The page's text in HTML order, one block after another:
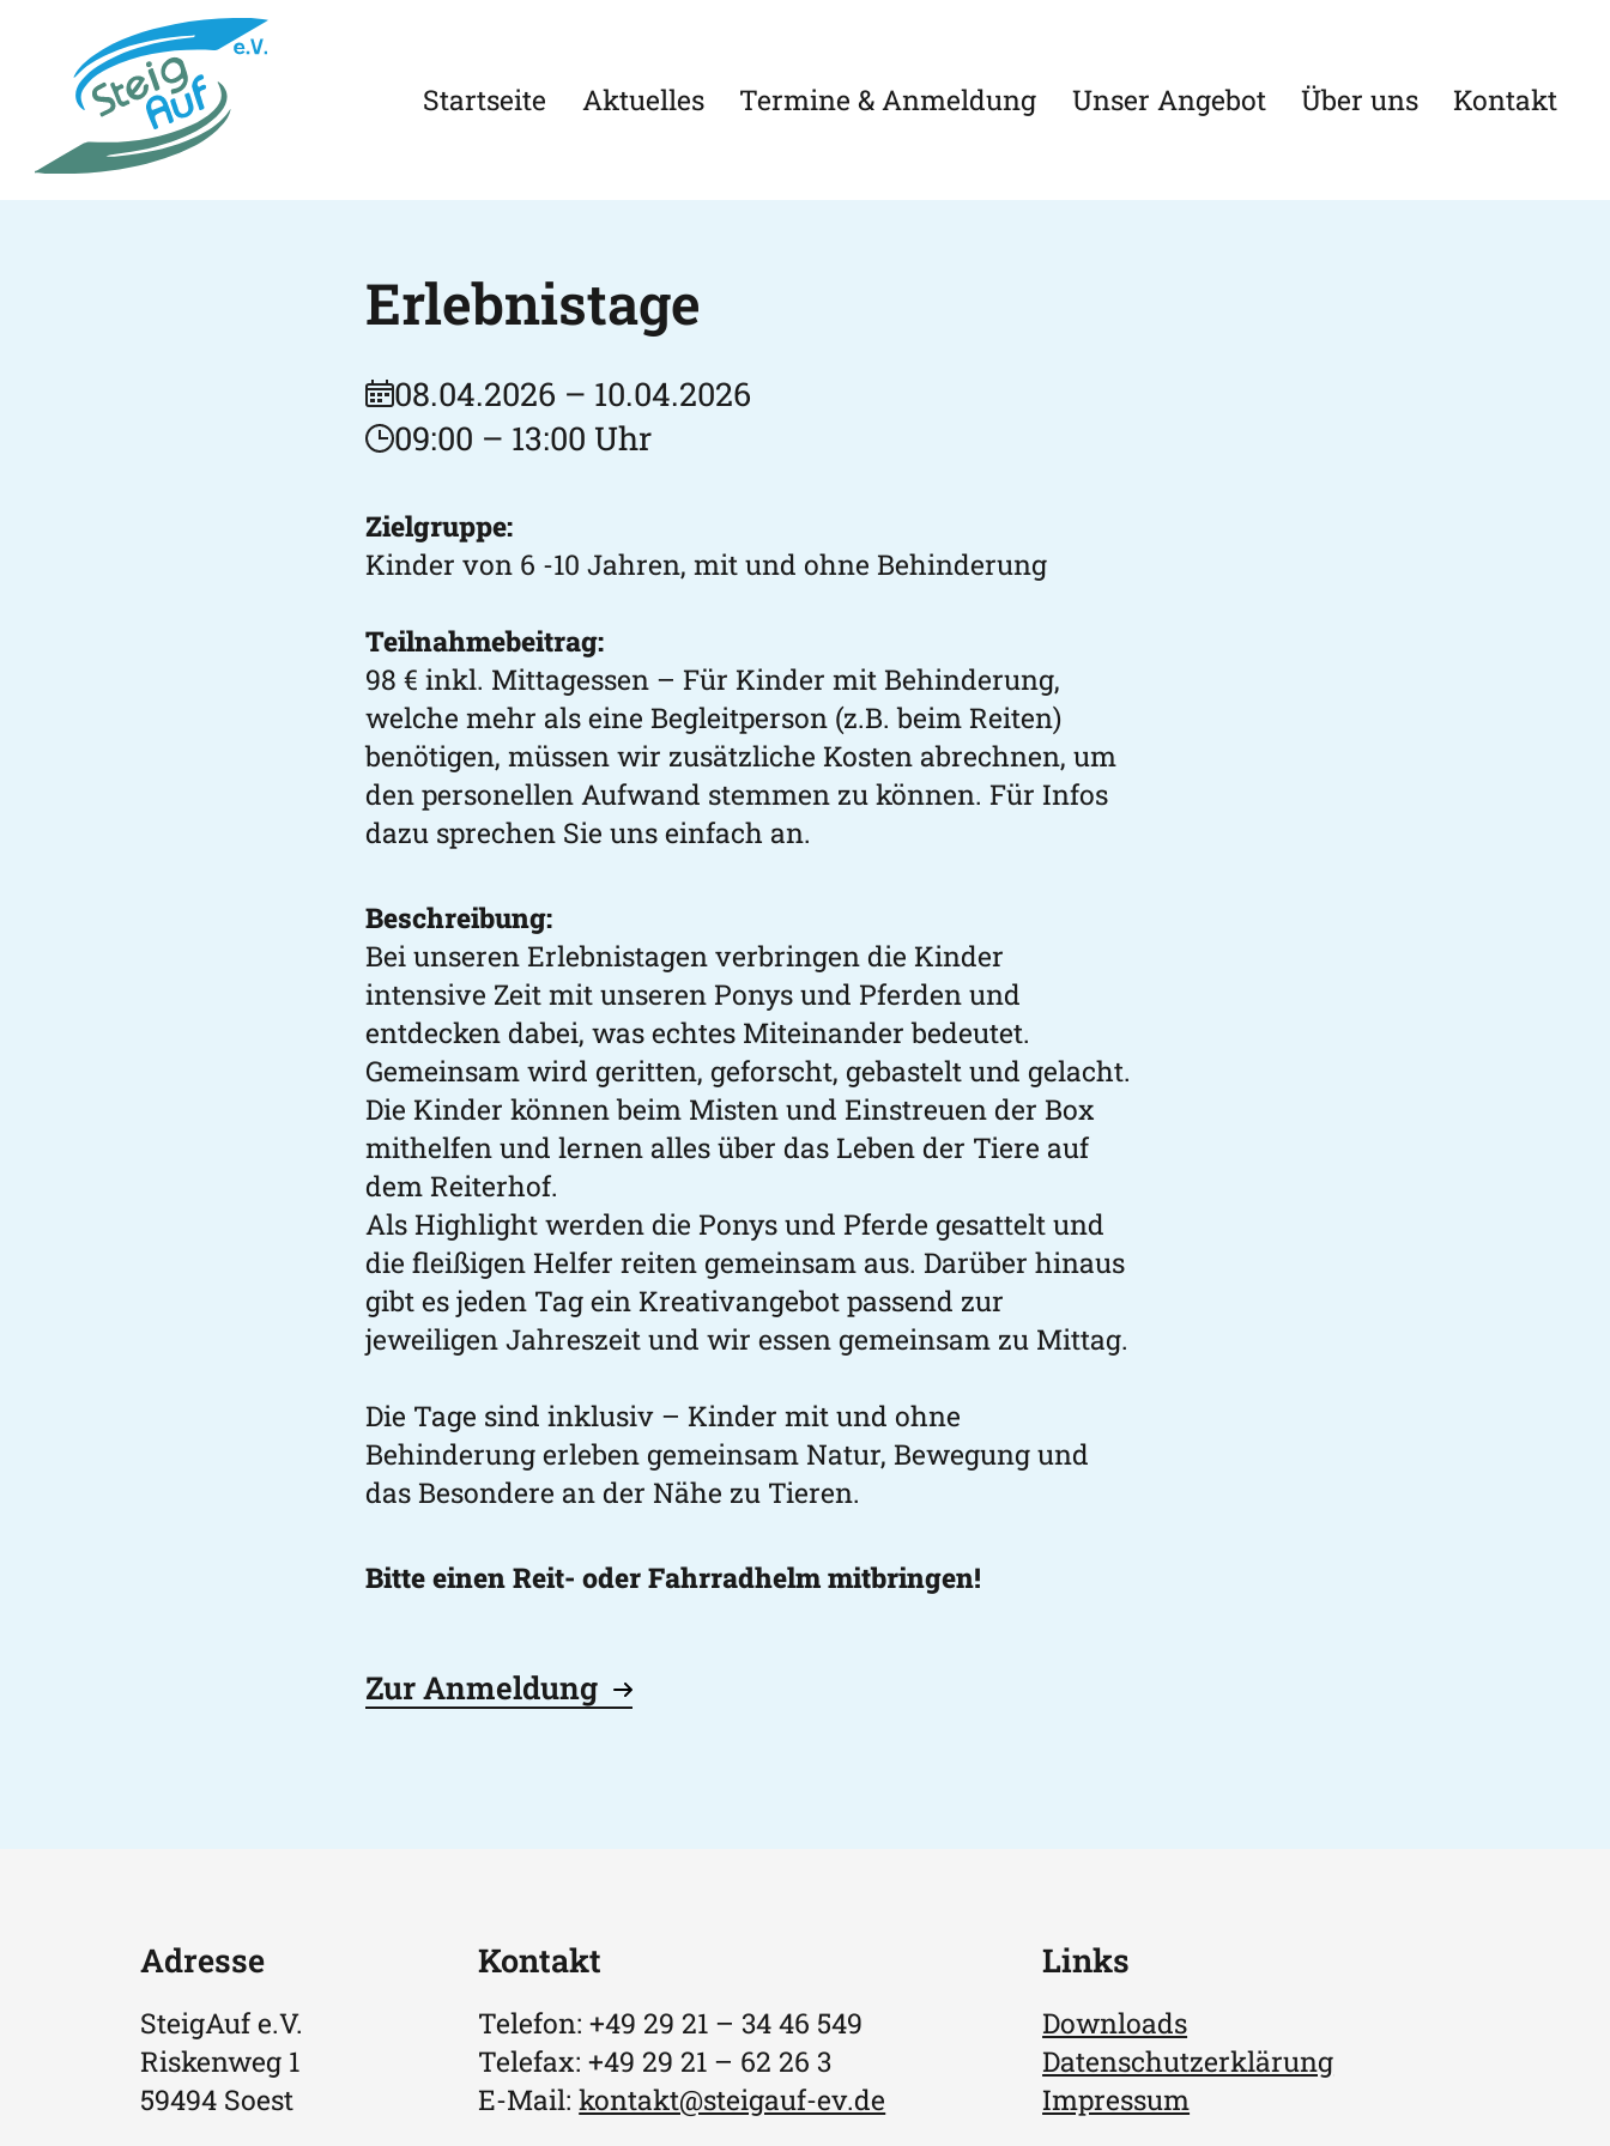
Startseite Aktuelles Termine & Anmeldung Unser Angebot Über uns Kontakt
Erlebnistage
08.04.2026 – 10.04.2026
09:00 – 13:00 Uhr
Zielgruppe:
Kinder von 6 -10 Jahren, mit und ohne Behinderung
Teilnahmebeitrag:
98 € inkl. Mittagessen – Für Kinder mit Behinderung,
welche mehr als eine Begleitperson (z.B. beim Reiten)
benötigen, müssen wir zusätzliche Kosten abrechnen, um
den personellen Aufwand stemmen zu können. Für Infos
dazu sprechen Sie uns einfach an.
Beschreibung:
Bei unseren Erlebnistagen verbringen die Kinder
intensive Zeit mit unseren Ponys und Pferden und
entdecken dabei, was echtes Miteinander bedeutet.
Gemeinsam wird geritten, geforscht, gebastelt und gelacht.
Die Kinder können beim Misten und Einstreuen der Box
mithelfen und lernen alles über das Leben der Tiere auf
dem Reiterhof.
Als Highlight werden die Ponys und Pferde gesattelt und
die fleißigen Helfer reiten gemeinsam aus. Darüber hinaus
gibt es jeden Tag ein Kreativangebot passend zur
jeweiligen Jahreszeit und wir essen gemeinsam zu Mittag.
Die Tage sind inklusiv – Kinder mit und ohne
Behinderung erleben gemeinsam Natur, Bewegung und
das Besondere an der Nähe zu Tieren.
Bitte einen Reit- oder Fahrradhelm mitbringen!
Zur Anmeldung
Adresse
SteigAuf e.V.
Riskenweg 1
59494 Soest
Kontakt
Telefon: +49 29 21 – 34 46 549
Telefax: +49 29 21 – 62 26 3
E-Mail:kontakt@steigauf-ev.de
Links
Downloads
Datenschutzerklärung
Impressum